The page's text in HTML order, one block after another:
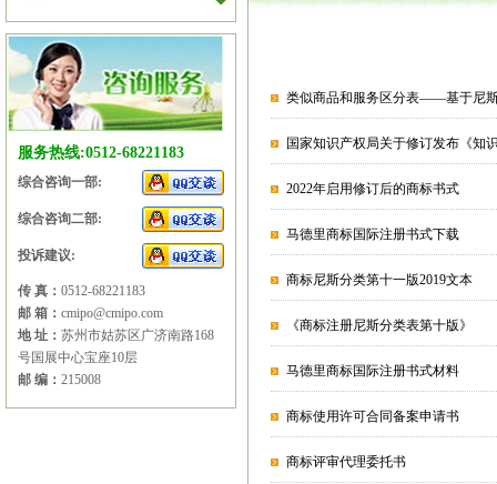
服务热线:0512-68221183
综合咨询一部:
综合咨询二部:
投诉建议:
传 真： 0512-68221183
邮 箱： cmipo@cmipo.com
地 址： 苏州市姑苏区广济南路168
号国展中心宝座10层
邮 编： 215008
类似商品和服务区分表——基于尼
国家知识产权局关于修订发布《知
2022年启用修订后的商标书式
马德里商标国际注册书式下载
商标尼斯分类第十一版2019文本
《商标注册尼斯分类表第十版》
马德里商标国际注册书式材料
商标使用许可合同备案申请书
商标评审代理委托书